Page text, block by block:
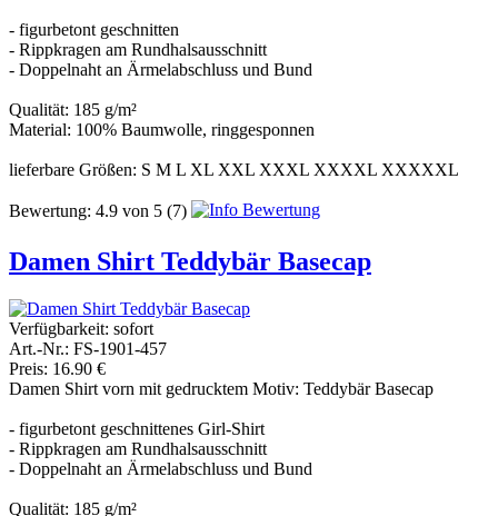
- figurbetont geschnitten
- Rippkragen am Rundhalsausschnitt
- Doppelnaht an Ärmelabschluss und Bund
Qualität: 185 g/m²
Material: 100% Baumwolle, ringgesponnen
lieferbare Größen: S M L XL XXL XXXL XXXXL XXXXXL
Bewertung: 4.9 von 5 (7)
Damen Shirt Teddybär Basecap
Verfügbarkeit: sofort
Art.-Nr.: FS-1901-457
Preis: 16.90 €
Damen Shirt vorn mit gedrucktem Motiv: Teddybär Basecap
- figurbetont geschnittenes Girl-Shirt
- Rippkragen am Rundhalsausschnitt
- Doppelnaht an Ärmelabschluss und Bund
Qualität: 185 g/m²